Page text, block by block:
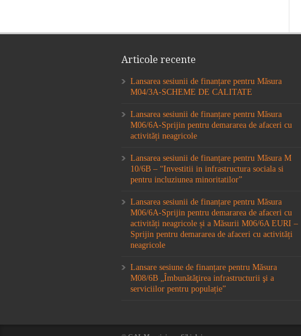
Articole recente
Lansarea sesiunii de finanțare pentru Măsura
M04/3A-SCHEME DE CALITATE
Lansarea sesiunii de finanțare pentru Măsura
M06/6A-Sprijin pentru demararea de afaceri cu
activități neagricole
Lansarea sesiunii de finanțare pentru Măsura M
10/6B – “Investitii in infrastructura sociala si
pentru incluziunea minoritatilor”
Lansarea sesiunii de finanțare pentru Măsura
M06/6A-Sprijin pentru demararea de afaceri cu
activități neagricole și a Măsurii M06/6A EURI –
Sprijin pentru demararea de afaceri cu activități
neagricole
Lansare sesiune de finanțare pentru Măsura
M08/6B „Îmbunătăţirea infrastructurii şi a
serviciilor pentru populație”